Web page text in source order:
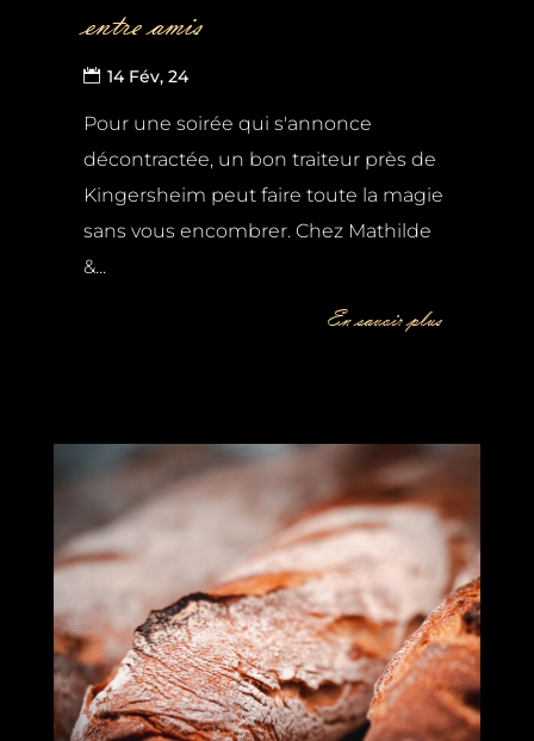
entre amis
14 Fév, 24
Pour une soirée qui s'annonce
décontractée, un bon traiteur près de
Kingersheim peut faire toute la magie
sans vous encombrer. Chez Mathilde
&...
En savoir plus